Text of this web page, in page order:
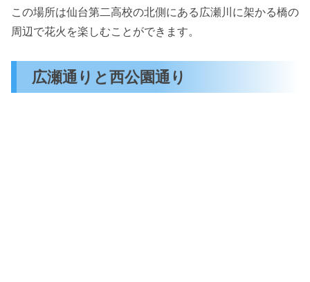
この場所は仙台第二高校の北側にある広瀬川に架かる橋の
周辺で花火を楽しむことができます。
広瀬通りと西公園通り